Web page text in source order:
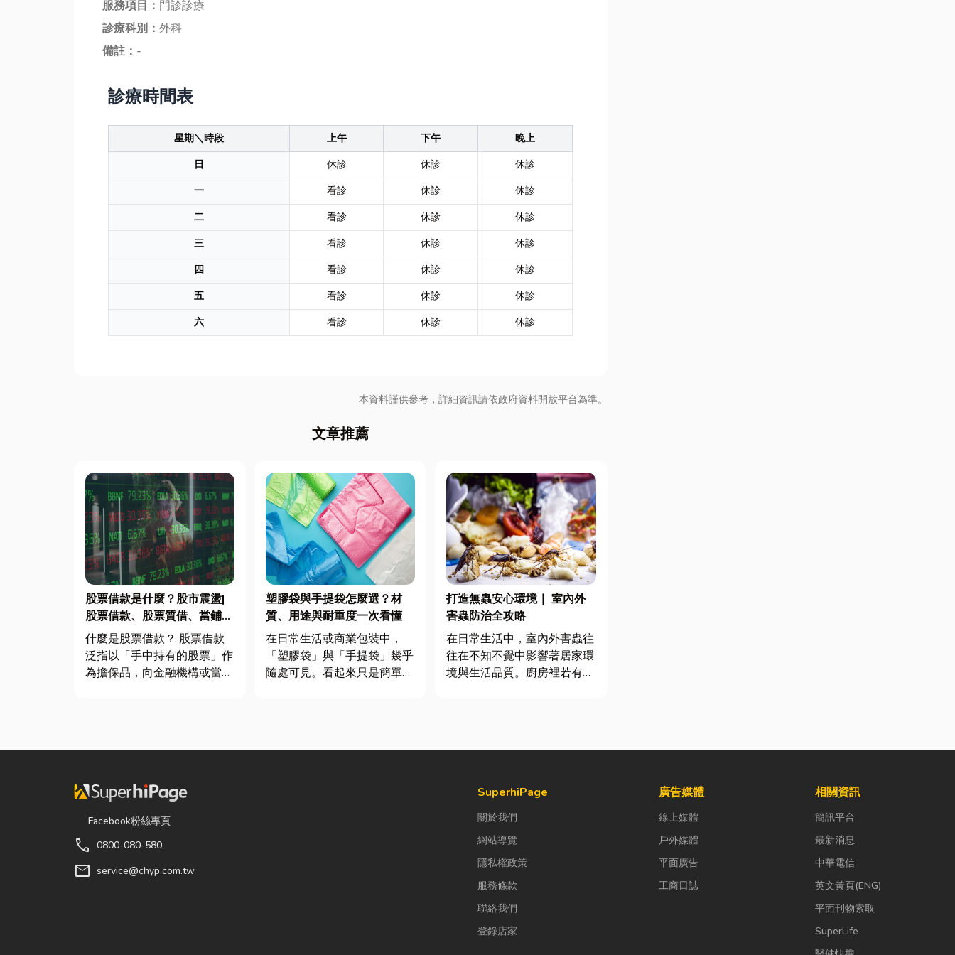
服務項目： 門診診療
診療科別： 外科
備註： -
診療時間表
星期＼時段 上午 下午
晚上
日
休診 休診
休診
一
看診 休診
休診
二
看診 休診
休診
三
看診 休診
休診
四
看診 休診
休診
五
看診 休診
休診
六
看診 休診 休診
本資料謹供參考，詳細資訊請依政府資料開放平台為準。
文章推薦
股票借款是什麼？股市震盪|
股票借款、股票質借、當鋪借
款完整比較
什麼是股票借款？ 股票借款
泛指以「手中持有的股票」作
為擔保品，向金融機構或當舖
款，以...
塑膠袋與手提袋怎麼選？材
質、用途與耐重度一次看懂
在日常生活或商業包裝中，
「塑膠袋」與「手提袋」幾乎
隨處可見。看起來只是簡單的
打造無蟲安心環境｜ 室內外
害蟲防治全攻略
在日常生活中，室內外害蟲往
往在不知不覺中影響著居家環
境與生活品質。廚房裡若有食
潔，更可能...
Facebook粉絲專頁
call 0800-080-580
mail service@chyp.com.tw
SuperhiPage
關於我們
網站導覽
隱私權政策
服務條款
聯絡我們
登錄店家
廣告媒體
線上媒體
戶外媒體
平面廣告
工商日誌
相關資訊
簡訊平台
最新消息
中華電信
英文黃頁(ENG)
平面刊物索取
SuperLife